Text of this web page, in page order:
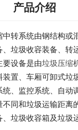
产品介绍
中转系统由钢结构或
、垃圾收容装备、转
要设备是由垃圾压缩
置、车厢可卸式垃
、监控系统、自动
同和垃圾运输距离
垃圾收容箱及垃圾